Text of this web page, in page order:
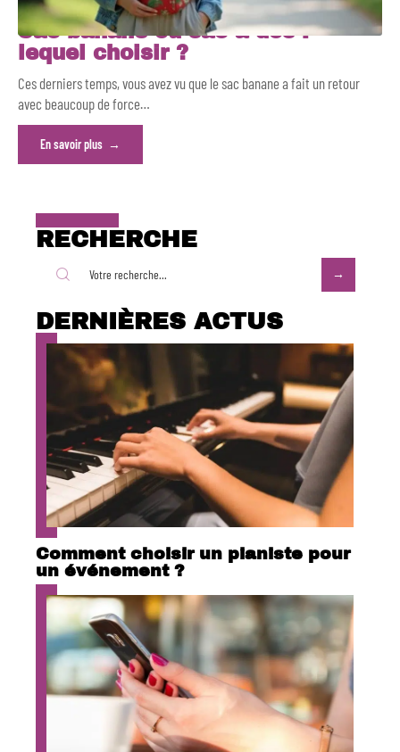
Sac banane ou sac à dos :
lequel choisir ?
Ces derniers temps, vous avez vu que le sac banane a fait un retour
avec beaucoup de force…
En savoir plus
RECHERCHE
DERNIÈRES ACTUS
Comment choisir un pianiste pour
un événement ?